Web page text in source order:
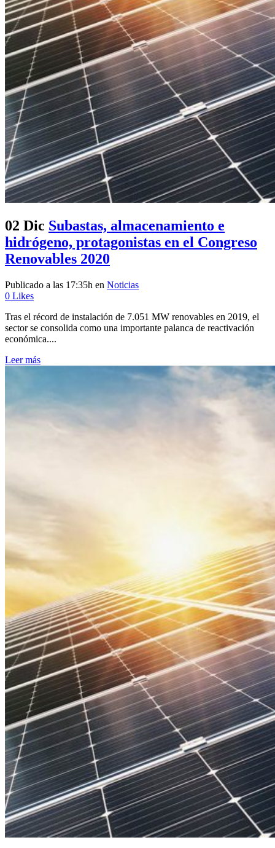
02 Dic Subastas, almacenamiento e
hidrógeno, protagonistas en el Congreso
Renovables 2020
Publicado a las 17:35h en Noticias
0 Likes
Tras el récord de instalación de 7.051 MW renovables en 2019, el
sector se consolida como una importante palanca de reactivación
económica....
Leer más